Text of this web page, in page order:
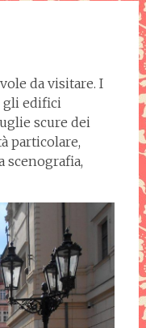
da visitare. I
gli edifici
scure dei
particolare,
scenografia,